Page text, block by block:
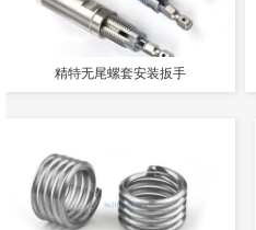
精特无尾螺套安装扳手